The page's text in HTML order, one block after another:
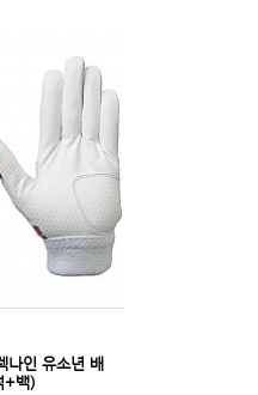
인 유소년 배
+백)